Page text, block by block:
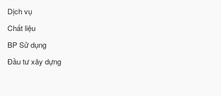
Dịch vụ
Chất liệu
BP Sử dụng
Đầu tư xây dựng